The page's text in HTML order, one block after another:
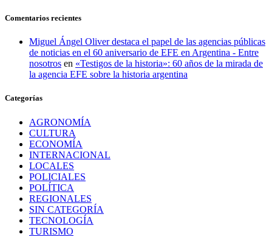
Comentarios recientes
Miguel Ángel Oliver destaca el papel de las agencias públicas
de noticias en el 60 aniversario de EFE en Argentina - Entre
nosotros en «Testigos de la historia»: 60 años de la mirada de
la agencia EFE sobre la historia argentina
Categorías
AGRONOMÍA
CULTURA
ECONOMÍA
INTERNACIONAL
LOCALES
POLICIALES
POLÍTICA
REGIONALES
SIN CATEGORÍA
TECNOLOGÍA
TURISMO